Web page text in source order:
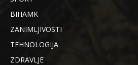
BIHAMK
ZANIMLJIVOSTI
TEHNOLOGIJA
ZDRAVLJE